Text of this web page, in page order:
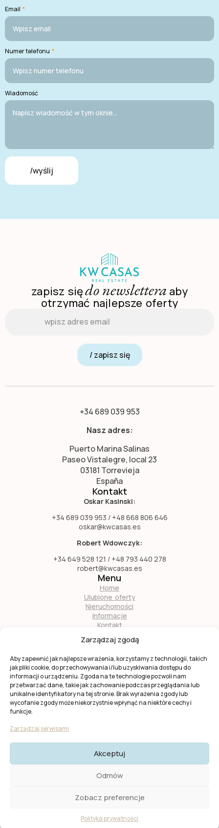
Zarządzaj zgodą
Aby zapewnić jak najlepsze wrażenia, korzystamy z technologii, takich
jak pliki cookie, do przechowywania i/lub uzyskiwania dostępu do
informacji o urządzeniu. Zgoda na te technologie pozwoli nam
przetwarzać dane, takie jak zachowanie podczas przeglądania lub
unikalne identyfikatory na tej stronie. Brak wyrażenia zgody lub
wycofanie zgody może niekorzystnie wpłynąć na niektóre cechy i
funkcje.
Zarządzaj serwisami
Akceptuj
Odmów
Zobacz preferencje
Polityka prywatności
Email *
Numer telefonu *
Wiadomość
/wyślij
zapisz siędo newslettera aby
otrzymać najlepsze oferty
/ zapisz się
+34 689 039 953
Nasz adres:
Puerto Marina Salinas
Paseo Vistalegre, local 23
03181 Torrevieja
España
Kontakt
Oskar Kasinski:
+34 689 039 953 / +48 668 806 646
oskar@kwcasas.es
Robert Wdowczyk:
+34 649 528 121 / +48 793 440 278
robert@kwcasas.es
Menu
Home
Ulubione oferty
Nieruchomości
Informacje
Kontakt
Zostań naszym partnerem
Ta strona jest chroniona przez
Prywatności I Cookies
Created by